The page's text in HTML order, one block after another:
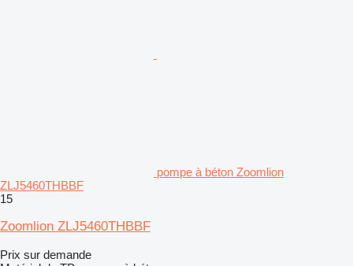
pompe à béton Zoomlion
ZLJ5460THBBF
15
Zoomlion ZLJ5460THBBF
Prix sur demande